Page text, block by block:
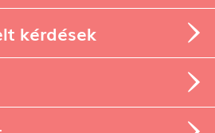
kérdések